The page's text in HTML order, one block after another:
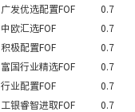
广发优选配置FOF
0.7
中欧汇选FOF
0.7
积极配置FOF
0.7
富国行业精选FOF
0.7
行业配置FOF
0.7
工银睿智进取FOF
0.7